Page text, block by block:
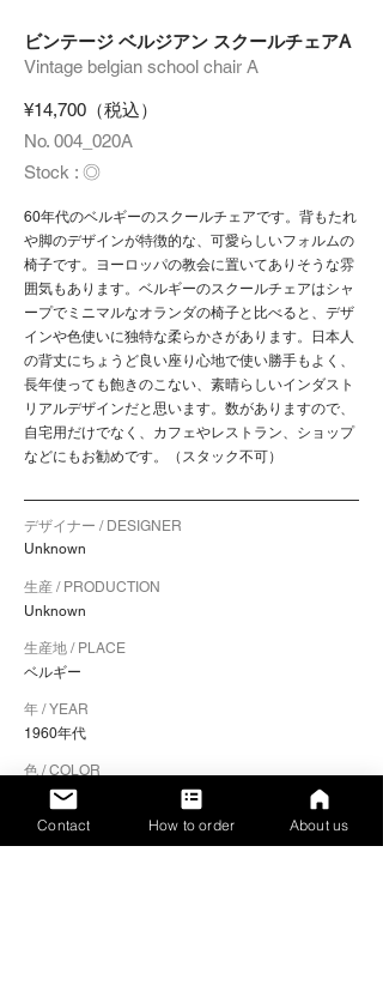
ビンテージ ベルジアン スクールチェアA
Vintage belgian school chair A
¥14,700（税込）
No. 004_020A
Stock : ◎
60年代のベルギーのスクールチェアです。背もたれ
や脚のデザインが特徴的な、可愛らしいフォルムの
椅子です。ヨーロッパの教会に置いてありそうな雰
囲気もあります。ベルギーのスクールチェアはシャ
ープでミニマルなオランダの椅子と比べると、デザ
インや色使いに独特な柔らかさがあります。日本人
の背丈にちょうど良い座り心地で使い勝手もよく、
長年使っても飽きのこない、素晴らしいインダスト
リアルデザインだと思います。数がありますので、
自宅用だけでなく、カフェやレストラン、ショップ
などにもお勧めです。（スタック不可）
デザイナー / DESIGNER
Unknown
生産 / PRODUCTION
Unknown
生産地 / PLACE
ベルギー
年 / YEAR
1960年代
色 / COLOR
フレーム：グレー / シート：ブラウン
素材 / MATERIALS
Contact How to order About us